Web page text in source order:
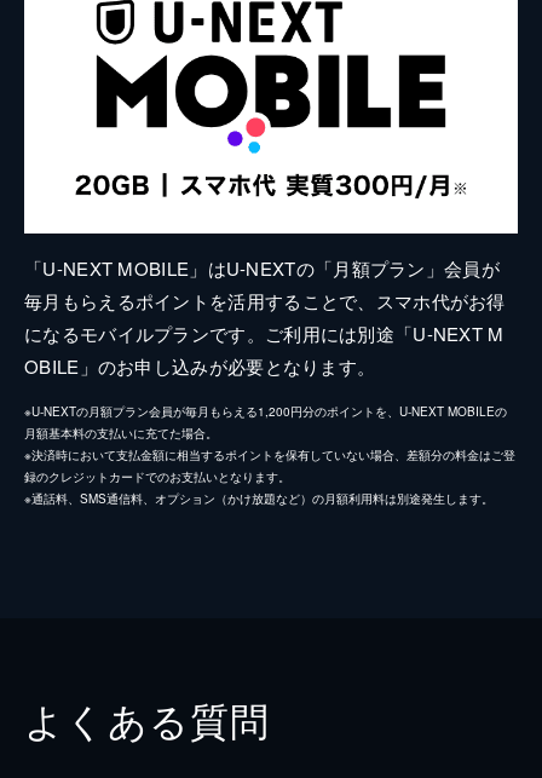
「U-NEXT MOBILE」はU-NEXTの「月額プラン」会員が
毎月もらえるポイントを活用することで、スマホ代がお得
になるモバイルプランです。ご利用には別途「U-NEXT M
OBILE」のお申し込みが必要となります。
※U-NEXTの月額プラン会員が毎月もらえる1,200円分のポイントを、U-NEXT MOBILEの
月額基本料の支払いに充てた場合。
※決済時において支払金額に相当するポイントを保有していない場合、差額分の料金はご登
録のクレジットカードでのお支払いとなります。
※通話料、SMS通信料、オプション（かけ放題など）の月額利用料は別途発生します。
よくある質問